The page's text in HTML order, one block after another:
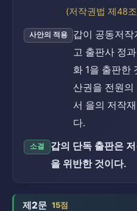
(저작권법 제48
사안의 적용
갑이 공동저
고 출판사 정
화 1을 출판한
산권을 전원의
서 을의 저작
다.
소결
갑의 단독 출판은
을 위반한 것이다.
제2문 15점